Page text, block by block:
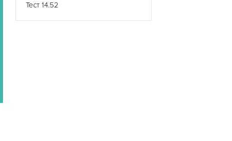
Тест 14.52